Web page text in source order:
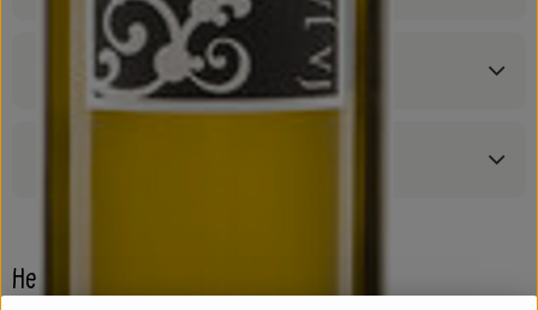
Zutaten
Herkunft